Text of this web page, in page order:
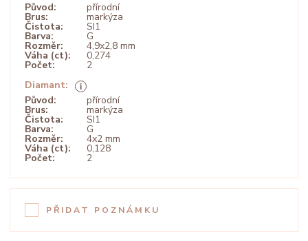
Původ:
přírodní
Brus: markýza
Čistota: SI1
Barva: G
Rozměr: 4,9x2,8 mm
Váha (ct): 0,274
Počet:
2
Diamant:
Původ:
přírodní
Brus: markýza
Čistota: SI1
Barva: G
Rozměr: 4x2 mm
Váha (ct): 0,128
Počet: 2
PŘIDAT POZNÁMKU